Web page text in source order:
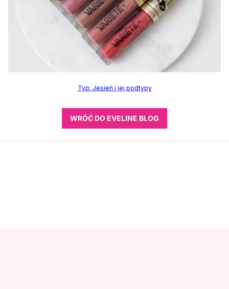
Typ: Jesień i jej podtypy
WRÓĆ DO EVELINE BLOG